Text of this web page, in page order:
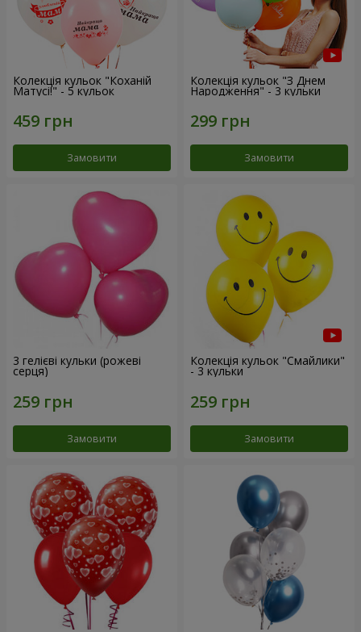
Колекція кульок "Коханій
Матусі!" - 5 кульок
Замовити
Колекція кульок "З Днем
Народження" - 3 кульки
Замовити
3 гелієві кульки (рожеві
серця)
Замовити
Колекція кульок "Смайлики"
- 3 кульки
Замовити